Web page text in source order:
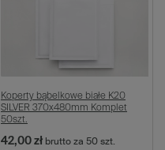
Koperty bąbelkowe białe K20
SILVER 370x480mm Komplet
50szt.
42,00 zł brutto za 50 szt.